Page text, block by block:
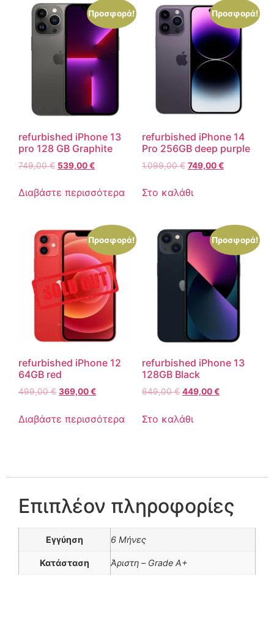
Προσφορά!
refurbished iPhone 13
pro 128 GB Graphite
749,00€ 539,00€
Διαβάστε περισσότερα
Προσφορά!
refurbished iPhone 14
Pro 256GB deep purple
1.099,00€ 749,00€
Στο καλάθι
Προσφορά!
refurbished iPhone 12
64GB red
499,00€ 369,00€
Διαβάστε περισσότερα
Προσφορά!
refurbished iPhone 13
128GB Black
649,00€ 449,00€
Στο καλάθι
Επιπλέον πληροφορίες
Εγγύηση 6 Μήνες
Κατάσταση Άριστη – Grade A+